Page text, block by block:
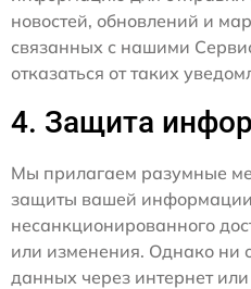
новостей, обновлений и
связанных с нашими
отказаться от таких
4. Защита
Мы прилагаем разумные
защиты вашей
несанкционированного
или изменения. Однако ни
данных через интернет